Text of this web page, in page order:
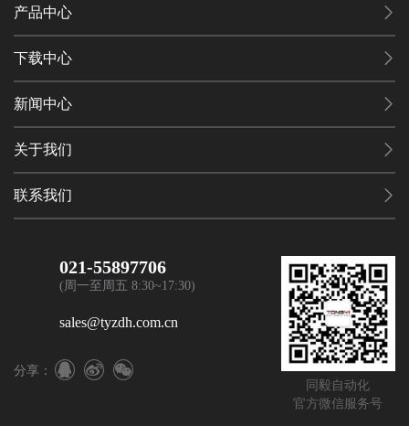
产品中心
下载中心
新闻中心
关于我们
联系我们
021-55897706
(周一至周五 8:30~17:30)
sales@tyzdh.com.cn
分享：
同毅自动化
官方微信服务号